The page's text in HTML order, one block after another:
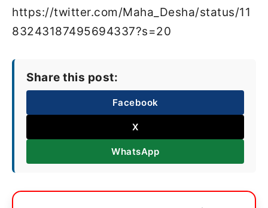
https://twitter.com/Maha_Desha/status/11
83243187495694337?s=20
Share this post:
Facebook
X
WhatsApp